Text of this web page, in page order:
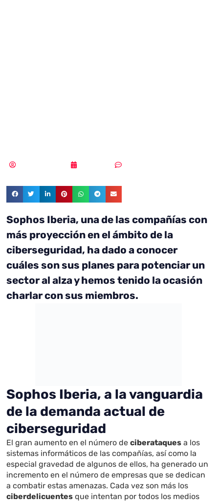
Sophos Iberia, una de las compañías con
más proyección en el ámbito de la
ciberseguridad, ha dado a conocer
cuáles son sus planes para potenciar un
sector al alza y hemos tenido la ocasión
charlar con sus miembros.
Sophos Iberia, a la vanguardia
de la demanda actual de
ciberseguridad
El gran aumento en el número deciberataques a los
sistemas informáticos de las compañías, así como la
especial gravedad de algunos de ellos, ha generado un
incremento en el número de empresas que se dedican
a combatir estas amenazas. Cada vez son más los
ciberdelicuentes que intentan por todos los medios